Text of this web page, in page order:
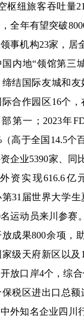
枢纽旅客吞吐量
全年有望突破
事机构23家，居
内地“领馆第三
结国际友城和友
合作园区16个，
第一；2023年
高于全国14.5个
企业5390家、同
资实现616.6亿
第31届世界大学
运动员来川参赛
成果800余项，
级天府新区以及
放口岸4个，综
税区进出口总额
外知名企业四川